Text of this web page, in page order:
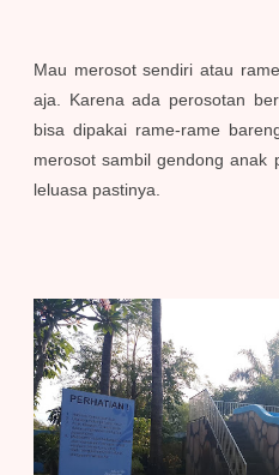
Mau merosot sendiri atau
aja. Karena ada perosotan
bisa dipakai rame-rame
merosot sambil gendong anak
leluasa pastinya.